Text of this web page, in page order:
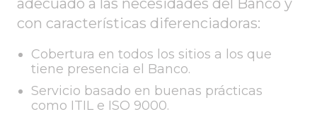
adecuado a las necesidades del Banco y
con características diferenciadoras:
Cobertura en todos los sitios a los que
tiene presencia el Banco.
Servicio basado en buenas prácticas
como ITIL e ISO 9000.